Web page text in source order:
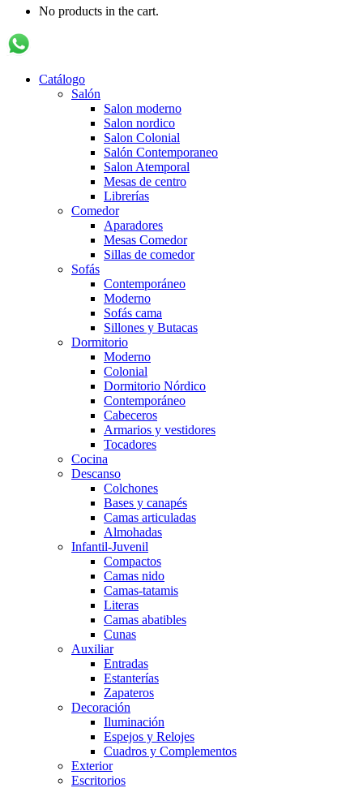
No products in the cart.
Catálogo
Salón
Salon moderno
Salon nordico
Salon Colonial
Salón Contemporaneo
Salon Atemporal
Mesas de centro
Librerías
Comedor
Aparadores
Mesas Comedor
Sillas de comedor
Sofás
Contemporáneo
Moderno
Sofás cama
Sillones y Butacas
Dormitorio
Moderno
Colonial
Dormitorio Nórdico
Contemporáneo
Cabeceros
Armarios y vestidores
Tocadores
Cocina
Descanso
Colchones
Bases y canapés
Camas articuladas
Almohadas
Infantil-Juvenil
Compactos
Camas nido
Camas-tatamis
Literas
Camas abatibles
Cunas
Auxiliar
Entradas
Estanterías
Zapateros
Decoración
Iluminación
Espejos y Relojes
Cuadros y Complementos
Exterior
Escritorios